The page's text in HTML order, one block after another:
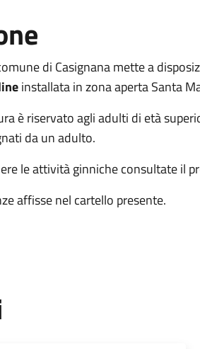
di Casignana mette a
installata in zona aperta Santa
è riservato agli adulti di età
da un adulto.
le attività ginniche consultate il
affisse nel cartello presente.